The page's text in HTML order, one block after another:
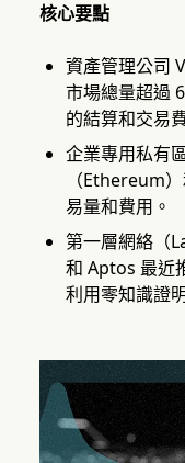
核心要點
資產管理公司
市場總量超過
的結算和交易
企業專用私有
（Ethereum
易量和費用。
第一層網絡（
和 Aptos 最近
利用零知識證